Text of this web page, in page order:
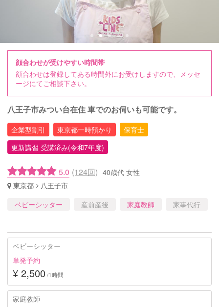
顔合わせが受けやすい時間帯
顔合わせは登録してある時間外にお受けしますので、メッセ
ージにてご相談下さい。
八王子市みつい台在住 車でのお伺いも可能です。
企業型割引 東京都一時預かり
保育士
更新講習 受講済み(令和7年度)
5.0 (124回) 40歳代 女性
東京都
八王子市
ベビーシッター
産前産後 家庭教師 家事代行
ベビーシッター
単発予約
¥ 2,500 /1時間
家庭教師